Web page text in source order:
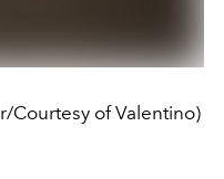
Courtesy of Valentino)